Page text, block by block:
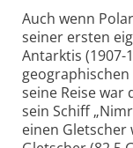
Auch wenn
seiner ersten
Antarktis (1907-
seine Reise war
sein Schiff
einen